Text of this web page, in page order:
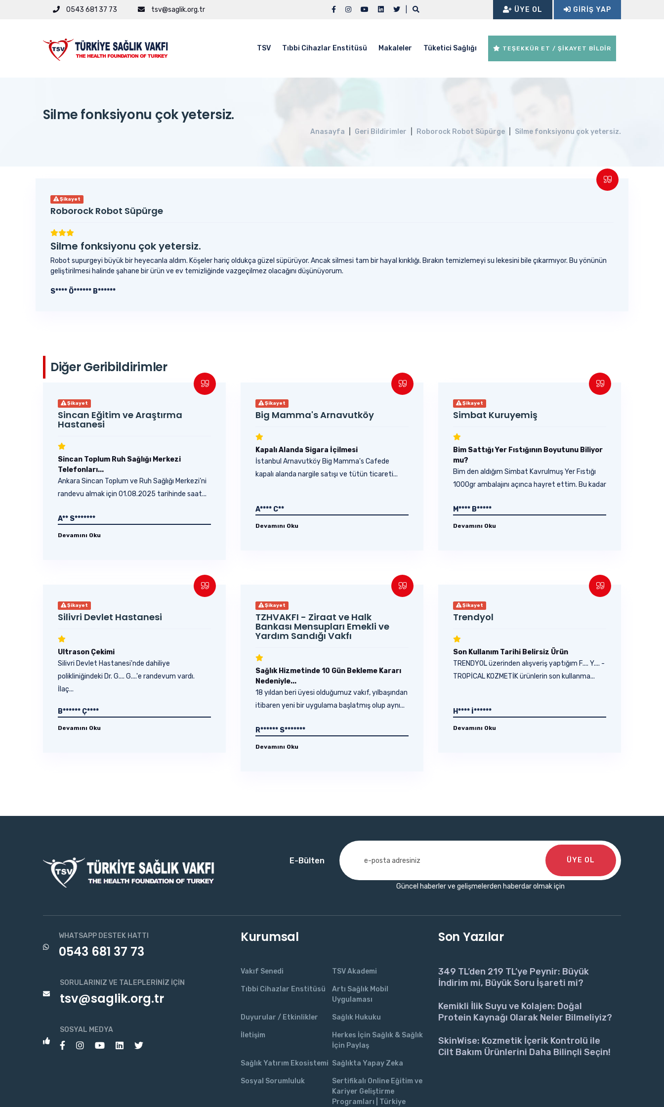
0543 681 37 73 tsv@saglik.org.tr ÜYE OL GIRIŞ YAP
TSV Tıbbi Cihazlar Enstitüsü Makaleler Tüketici Sağlığı TEŞEKKÜR ET / ŞİKAYET BİLDİR
Silme fonksiyonu çok yetersiz.
Anasayfa Geri Bildirimler Roborock Robot Süpürge Silme fonksiyonu çok yetersiz.
Şikayet
Roborock Robot Süpürge
Silme fonksiyonu çok yetersiz.
Robot supurgeyi büyük bir heyecanla aldım. Köşeler hariç oldukça güzel süpürüyor. Ancak silmesi tam bir hayal kırıklığı. Bırakın temizlemeyi su lekesini bile çıkarmıyor. Bu yönünün
geliştirilmesi halinde şahane bir ürün ve ev temizliğinde vazgeçilmez olacağını düşünüyorum.
S**** Ö****** B******
Diğer Geribildirimler
Şikayet
Sincan Eğitim ve Araştırma
Hastanesi
Sincan Toplum Ruh Sağlığı Merkezi
Telefonları...
Ankara Sincan Toplum ve Ruh Sağlığı Merkezi’ni
randevu almak için 01.08.2025 tarihinde saat...
A** S*******
Devamını Oku
Şikayet
Big Mamma's Arnavutköy
Kapalı Alanda Sigara İçilmesi
İstanbul Arnavutköy Big Mamma's Cafede
kapalı alanda nargile satışı ve tütün ticareti...
A**** C**
Devamını Oku
Şikayet
Simbat Kuruyemiş
Bim Sattığı Yer Fıstığının Boyutunu Biliyor
mu?
Bim den aldığım Simbat Kavrulmuş Yer Fıstığı
1000gr ambalajını açınca hayret ettim. Bu kadar
M**** B*****
Devamını Oku
Şikayet
Silivri Devlet Hastanesi
Ultrason Çekimi
Silivri Devlet Hastanesi'nde dahiliye
polikliniğindeki Dr. G.... G....'e randevum vardı.
İlaç...
B****** Ç****
Devamını Oku
Şikayet
TZHVAKFI - Ziraat ve Halk
Bankası Mensupları Emekli ve
Yardım Sandığı Vakfı
Sağlık Hizmetinde 10 Gün Bekleme Kararı
Nedeniyle...
18 yıldan beri üyesi olduğumuz vakıf, yılbaşından
itibaren yeni bir uygulama başlatmış olup aynı...
R****** S*******
Devamını Oku
Şikayet
Trendyol
Son Kullanım Tarihi Belirsiz Ürün
TRENDYOL üzerinden alışveriş yaptığım F.... Y.... -
TROPİCAL KOZMETİK ürünlerin son kullanma...
H**** İ******
Devamını Oku
E-Bülten
Güncel haberler ve gelişmelerden haberdar olmak için
ÜYE OL
WHATSAPP DESTEK HATTI
0543 681 37 73
SORULARINIZ VE TALEPLERINIZ İÇIN
tsv@saglik.org.tr
SOSYAL MEDYA
Kurumsal
Vakıf Senedi TSV Akademi
Tıbbi Cihazlar Enstitüsü
Artı Sağlık Mobil
Uygulaması
Duyurular / Etkinlikler Sağlık Hukuku
İletişim
Herkes İçin Sağlık & Sağlık
İçin Paylaş
Sağlık Yatırım Ekosistemi Sağlıkta Yapay Zeka
Sosyal Sorumluluk
Sertifikalı Online Eğitim ve
Kariyer Geliştirme
Programları | Türkiye
Son Yazılar
349 TL’den 219 TL’ye Peynir: Büyük
İndirim mi, Büyük Soru İşareti mi?
Kemikli İlik Suyu ve Kolajen: Doğal
Protein Kaynağı Olarak Neler Bilmeliyiz?
SkinWise: Kozmetik İçerik Kontrolü ile
Cilt Bakım Ürünlerini Daha Bilinçli Seçin!